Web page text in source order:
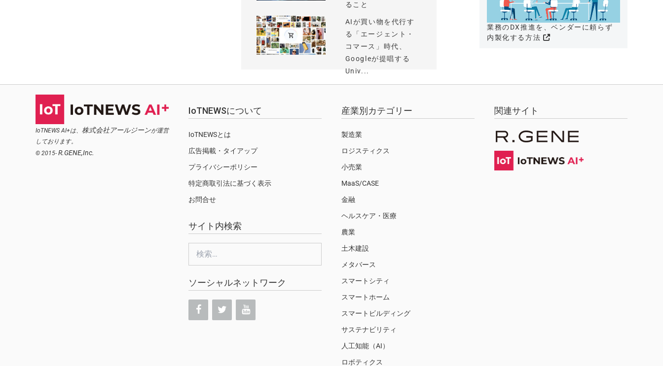
ること
AIが買い物を代行す
る「エージェント・
コマース」時代、
Googleが提唱する
Univ...
業務のDX推進を、ベンダーに頼らず
内製化する方法
IoTNEWS AI+は、 株式会社アールジーンが運営
しております。
© 2015- R.GENE,Inc.
IoTNEWSについて
IoTNEWSとは
広告掲載・タイアップ
プライバシーポリシー
特定商取引法に基づく表示
お問合せ
サイト内検索
索:
ソーシャルネットワーク
産業別カテゴリー
製造業
ロジスティクス
小売業
MaaS/CASE
金融
ヘルスケア・医療
農業
土木建設
メタバース
スマートシティ
スマートホーム
スマートビルディング
サステナビリティ
人工知能（AI）
ロボティクス
関連サイト